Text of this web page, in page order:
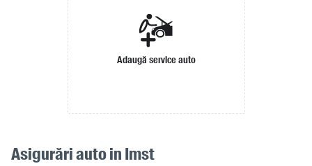
Adaugă service auto
Asigurări auto in Imst